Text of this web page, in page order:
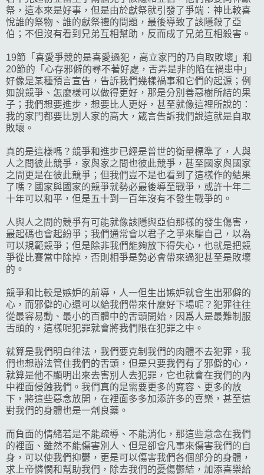
祭，這本來是好事，但是由於獻祭就引發了爭端：神比較喜
悅誰的祭物、誰的獻祭禮的問題，最後導致了該隱殺了亞
伯；不但沒有看到兄弟互相幫助，反而成了兄弟互相殺害。
19節「喜愛爭競的是喜愛過犯，高立家門的乃自取敗壞」和
20節的「心存邪僻的尋不著好處，舌弄是非的陷在禍患中」
好像是某種預言宣告，告訴我們幾樣禍事和它們的起源；例
如說競爭、怎麼樣可以做得更好，那是分別善惡樹所結的果
子；我們想要進步，想要比人更好，甚至就像這裡所說的：
我的家門都要比別人家的高大，箴言告訴我們說這就是自取
敗壞。
真的是這樣嗎？競爭和進步已經是普世的衡量標準了，人與
人之間彼此競爭，家與家之間也彼此競爭，甚至國家與國家
之間更是在彼此競爭；但我們豈不是也看到了這樣作的結果
了嗎？國家與國家的競爭就勢必最後導至戰爭，或許十年二
十年可以和平，但是五十到一百年沒有不發生戰爭的。
人與人之間的競爭有可能就像該隱與亞伯那樣的發生傷害，
最起碼也會起紛爭；我們通常會以君子之爭來騙自己，以為
可以規範競爭；但是除非我們能夠放下得失心，也就是把競
爭從比賽當中除掉，否則相爭是勢必會帶來過犯甚至是敗壞
的。
競爭和比較是嫉妒的前導，人一但生出嫉妒就會生出邪僻的
心，而邪僻的心還可以給我們帶來什麼好下場呢？犯罪往往
從最容易動、最小的百體中的舌頭開始，因爲人是最難制服
舌頭的，這樣呢犯罪就會將我們限在犯罪之中。
就算是我們明白律法，我們要克制我們的肉體不去犯罪，我
們也想辦法管住我們的舌頭，但是只要我們有了邪僻的心，
就算是他不顯明出來去害別人去犯罪，它也就會在我們的內
中裡面侵蝕我們。我們真的是需要更多的寬容、更多的放
下，將這些惡念放開，在裡面多多加添許多的喜樂，甚至這
對我們的身體也是一劑良藥。
而負面的情緒若是不能疏導、不能消化，那這些意念在我們
的裡面、雖然不能傷害別人、但是卻會凡事來傷害我們的自
身，可以使我們抑鬱，更是可以傷害我們各個部分的身體，
求上帝憐憫和幫助我們，除去我們的憂傷鬱結，加添喜樂給